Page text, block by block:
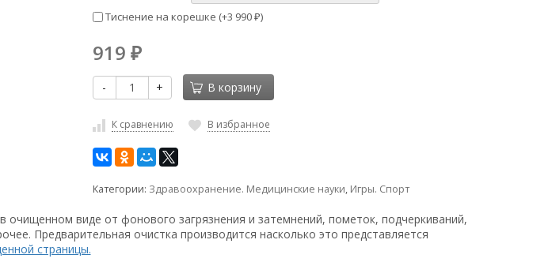
Тиснение на корешке (+3 990 ₽)
919 ₽
- + В корзину
К сравнению В избранное
Категории: Здравоохранение. Медицинские науки, Игры. Спорт
очищенном виде от фонового загрязнения и затемнений, пометок, подчеркиваний,
Предварительная очистка производится насколько это представляется
страницы.